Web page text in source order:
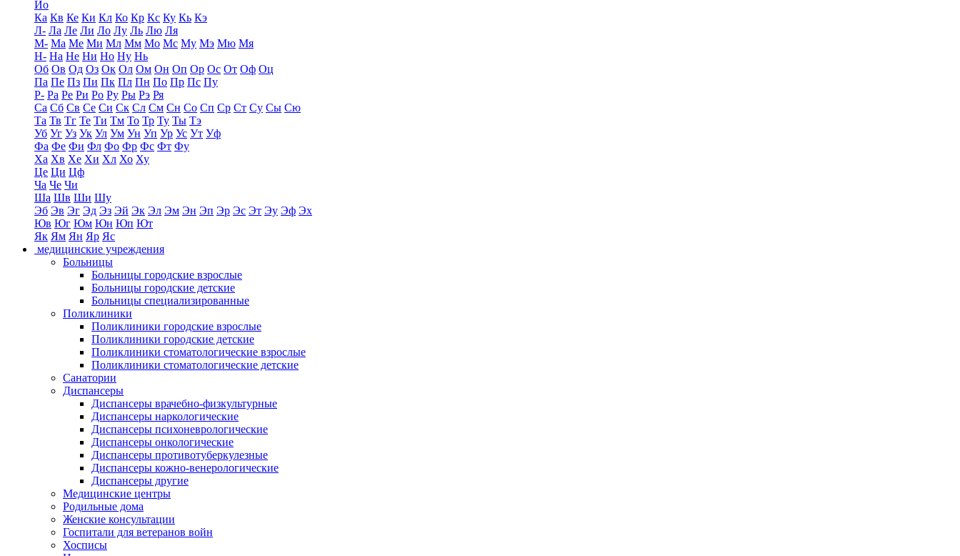
Йо
Ка Кв Ке Ки Кл Ко Кр Кс Ку Кь Кэ
Л- Ла Ле Ли Ло Лу Ль Лю Ля
М- Ма Ме Ми Мл Мм Мо Мс Му Мэ Мю Мя
Н- На Не Ни Но Ну Нь
Об Ов Од Оз Ок Ол Ом Он Оп Ор Ос От Оф Оц
Па Пе Пз Пи Пк Пл Пн По Пр Пс Пу
Р- Ра Ре Ри Ро Ру Ры Рэ Ря
Са Сб Св Се Си Ск Сл См Сн Со Сп Ср Ст Су Сы Сю
Та Тв Тг Те Ти Тм То Тр Ту Ты Тэ
Уб Уг Уз Ук Ул Ум Ун Уп Ур Ус Ут Уф
Фа Фе Фи Фл Фо Фр Фс Фт Фу
Ха Хв Хе Хи Хл Хо Ху
Це Ци Цф
Ча Че Чи
Ша Шв Ши Шу
Эб Эв Эг Эд Эз Эй Эк Эл Эм Эн Эп Эр Эс Эт Эу Эф Эх
Юв Юг Юм Юн Юп Ют
Як Ям Ян Яр Яс
медицинские учреждения
Больницы
Больницы городские взрослые
Больницы городские детские
Больницы специализированные
Поликлиники
Поликлиники городские взрослые
Поликлиники городские детские
Поликлиники стоматологические взрослые
Поликлиники стоматологические детские
Санатории
Диспансеры
Диспансеры врачебно-физкультурные
Диспансеры наркологические
Диспансеры психоневрологические
Диспансеры онкологические
Диспансеры противотуберкулезные
Диспансеры кожно-венерологические
Диспансеры другие
Медицинские центры
Родильные дома
Женские консультации
Госпитали для ветеранов войн
Хосписы